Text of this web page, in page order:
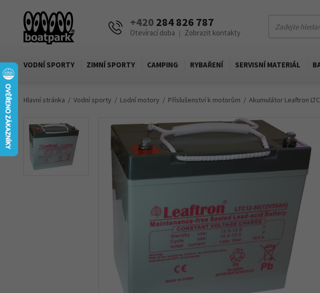
+420 284 826 787
Otevírací doba | Zobrazit kontakty
VODNÍ SPORTY ZIMNÍ SPORTY CAMPING RYBAŘENÍ SERVISNÍ MATERIÁL
Hlavní stránka Vodní sporty Lodní motory Příslušenství k motorům Akumulátor Leaftron